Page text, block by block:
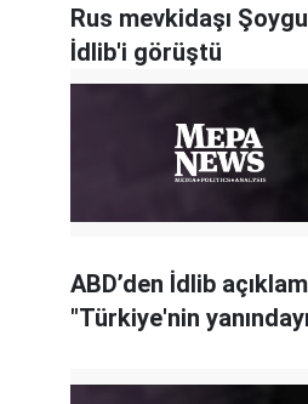
Rus mevkidaşı
İdlib'i görüştü
ABD’den İdlib
"Türkiye'nin